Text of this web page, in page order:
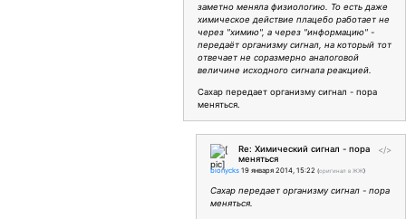
заметно меняла физиологию. То есть даже
химическое действие плацебо работает не
через "химию", а через "информацию" -
передаёт организму сигнал, на который тот
отвечает не соразмерно аналоговой
величине исходного сигнала реакцией.
Сахар передает организму сигнал - пора
меняться.
</>
Re: Химический сигнал - пора
меняться
bionycks 19 января 2014, 15:22 (оригинал в ЖЖ)
Сахар передает организму сигнал - пора
меняться.